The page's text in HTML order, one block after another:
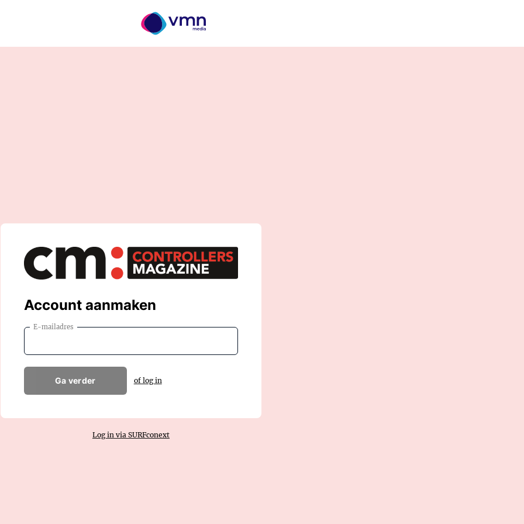
Account aanmaken
E-mailadres
Ga verder of log in
Log in via SURFconext